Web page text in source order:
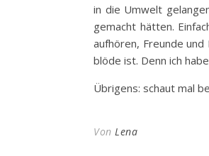
in die Umwelt
gemacht hätten.
aufhören, Freunde
blöde ist. Denn ich
Übrigens: schaut mal
Von Lena